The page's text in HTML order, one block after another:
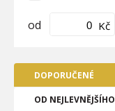
od Kč
DOPORUČENÉ
OD NEJLEVNĚJŠÍHO